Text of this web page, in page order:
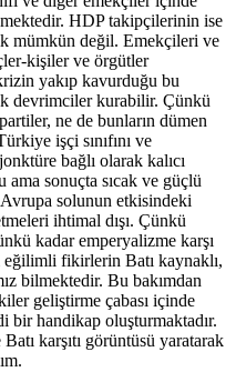
HDP takipçilerinin ise
mümkün değil. Emekçileri ve
kişiler ve örgütler
yakıp kavurduğu bu
devrimciler kurabilir. Çünkü
ne de bunların dümen
işçi sınıfını ve
bağlı olarak kalıcı
ama sonuçta sıcak ve güçlü
Avrupa solunun etkisindeki
ihtimal dışı. Çünkü
kadar emperyalizme karşı
eğilimli fikirlerin Batı kaynaklı,
bilmektedir. Bu bakımdan
geliştirme çabası içinde
bir handikap oluşturmaktadır.
karşıtı görüntüsü yaratarak